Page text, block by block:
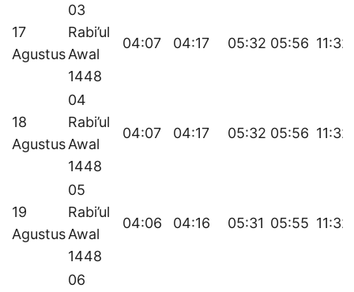
17
Agustus
03
Rabi’ul
Awal
1448
04:07 04:17 05:32 05:56 11:32
18
Agustus
04
Rabi’ul
Awal
1448
04:07 04:17 05:32 05:56 11:32
19
Agustus
05
Rabi’ul
Awal
1448
04:06 04:16 05:31 05:55 11:32
06